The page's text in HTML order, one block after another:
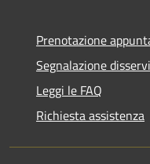
Prenotazione
Segnalazione
Leggi le FAQ
Richiesta assistenza